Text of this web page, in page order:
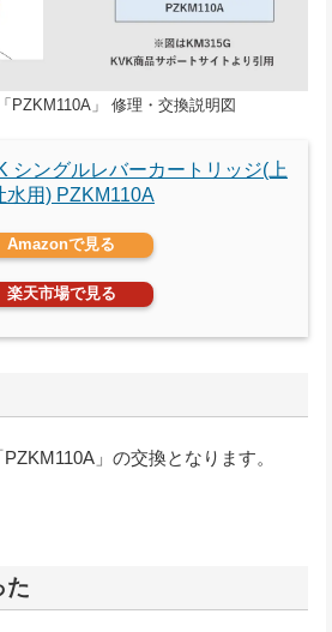
PZKM110A」 修理・交換説明図
シングルレバーカートリッジ(上
水用) PZKM110A
Amazonで見る
楽天市場で見る
」の交換となります。
た